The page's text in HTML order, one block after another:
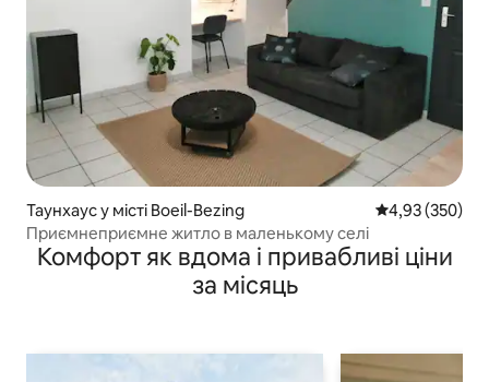
Таунхаус у місті Boeil-Bezing Середня
4,93 (350)
Приємнеприємне житло в маленькому селі
Комфорт як вдома і привабливі ціни
за місяць